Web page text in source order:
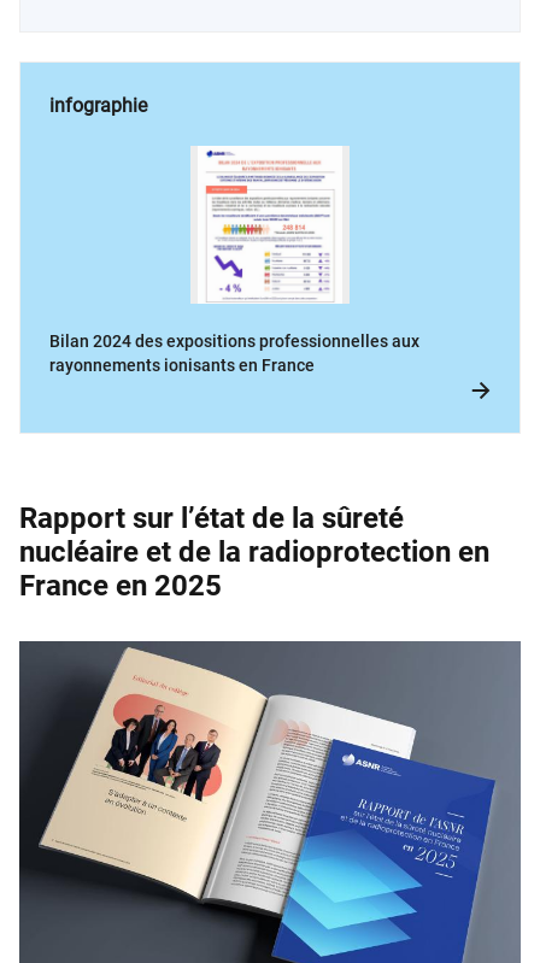
infographie
Bilan 2024 des expositions professionnelles aux
rayonnements ionisants en France
Rapport sur l’état de la sûreté
nucléaire et de la ­radioprotection en
France en 2025